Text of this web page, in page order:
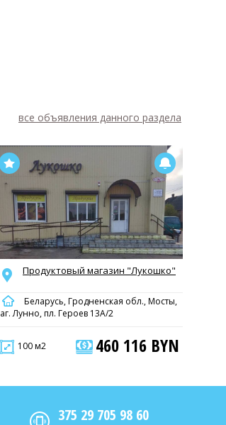
все объявления данного раздела
Продуктовый магазин "Лукошко"
Беларусь, Гродненская обл., Мосты,
аг. Лунно, пл. Героев 13А/2
100 м2 460 116 BYN
375 29 705 98 60